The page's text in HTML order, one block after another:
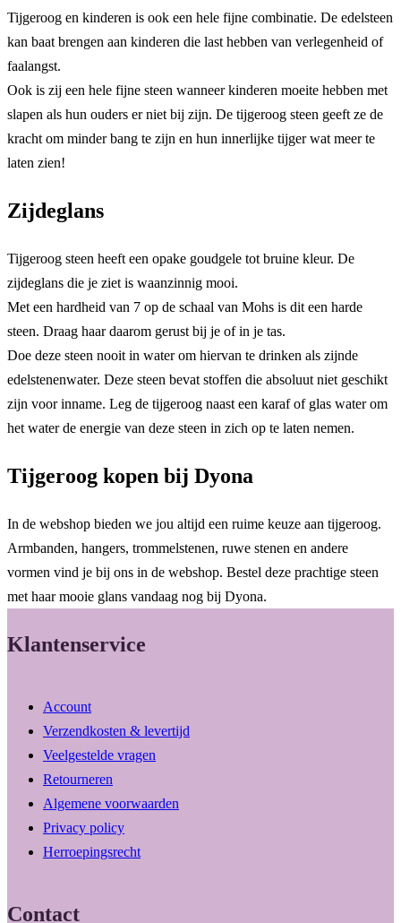
Tijgeroog en kinderen is ook een hele fijne combinatie. De edelsteen
kan baat brengen aan kinderen die last hebben van verlegenheid of
faalangst.
Ook is zij een hele fijne steen wanneer kinderen moeite hebben met
slapen als hun ouders er niet bij zijn. De tijgeroog steen geeft ze de
kracht om minder bang te zijn en hun innerlijke tijger wat meer te
laten zien!
Zijdeglans
Tijgeroog steen heeft een opake goudgele tot bruine kleur. De
zijdeglans die je ziet is waanzinnig mooi.
Met een hardheid van 7 op de schaal van Mohs is dit een harde
steen. Draag haar daarom gerust bij je of in je tas.
Doe deze steen nooit in water om hiervan te drinken als zijnde
edelstenenwater. Deze steen bevat stoffen die absoluut niet geschikt
zijn voor inname. Leg de tijgeroog naast een karaf of glas water om
het water de energie van deze steen in zich op te laten nemen.
Tijgeroog kopen bij Dyona
In de webshop bieden we jou altijd een ruime keuze aan tijgeroog.
Armbanden, hangers, trommelstenen, ruwe stenen en andere
vormen vind je bij ons in de webshop. Bestel deze prachtige steen
met haar mooie glans vandaag nog bij Dyona.
Klantenservice
Account
Verzendkosten & levertijd
Veelgestelde vragen
Retourneren
Algemene voorwaarden
Privacy policy
Herroepingsrecht
Contact